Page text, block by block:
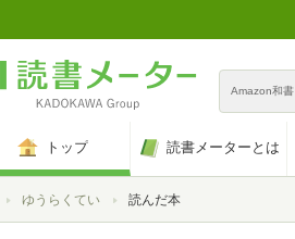
Amazon和書
トップ 読書メーターとは
トップゆうらくてい 読んだ本